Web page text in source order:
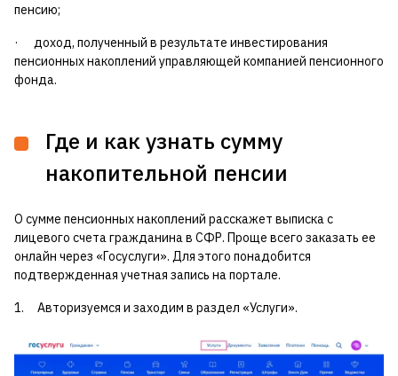
пенсию;
· доход, полученный в результате инвестирования
пенсионных накоплений управляющей компанией пенсионного
фонда.
Где и как узнать сумму
накопительной пенсии
О сумме пенсионных накоплений расскажет выписка с
лицевого счета гражданина в СФР. Проще всего заказать ее
онлайн через «Госуслуги». Для этого понадобится
подтвержденная учетная запись на портале.
1. Авторизуемся и заходим в раздел «Услуги».